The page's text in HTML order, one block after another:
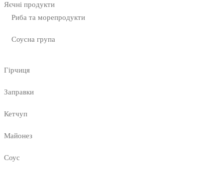
Яєчні продукти
Риба та морепродукти
Соусна група
Гірчиця
Заправки
Кетчуп
Майонез
Соус